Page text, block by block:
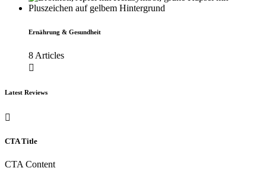
Ernährung & Gesundheit
8 Articles
Latest Reviews
CTA Title
CTA Content